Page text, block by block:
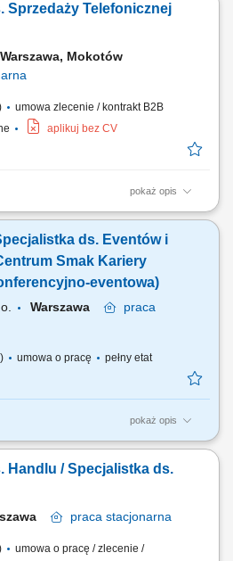
z partnerami w całej Polsce; Realizacja
i wizyty u klientów; Przygotowywanie
Sprzedaży Telefonicznej
Warszawa, Mokotów
umowa zlecenie / kontrakt B2B
aplikuj bez CV
pokaż opis
do klientów; aktywna sprzedaż
informowanie klientów o programie,
opcjach; doradzanie klientom i
ds. Eventów i
Smak Kariery
eventowa)​
Warszawa
praca
umowa o pracę pełny etat
pokaż opis
klientów wynajmujących przestrzeń
obiektu oraz przygotowanie
wydarzenia, przygotowanie przerw
Handlu / Specjalistka ds.
praca stacjonarna
umowa o pracę / zlecenie /